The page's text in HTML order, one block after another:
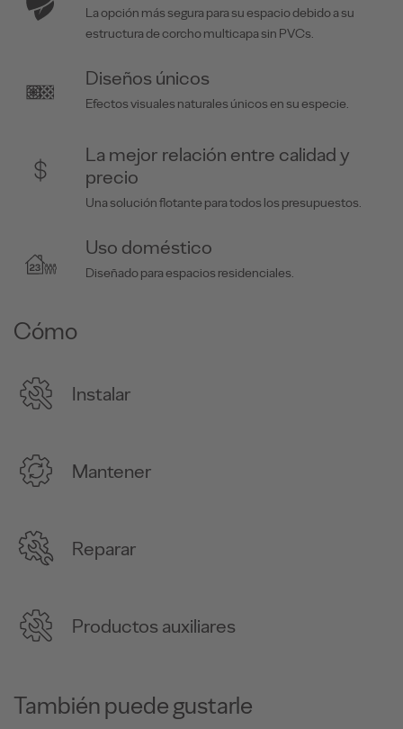
La opción más segura para su espacio debido a su
estructura de corcho multicapa sin PVCs.
Diseños únicos
Efectos visuales naturales únicos en su especie.
La mejor relación entre calidad y
precio
Una solución flotante para todos los presupuestos.
Uso doméstico
Diseñado para espacios residenciales.
Cómo
Instalar
Mantener
Reparar
Productos auxiliares
También puede gustarle